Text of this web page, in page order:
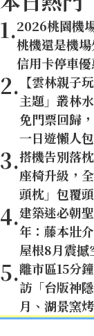
1.2026桃園機
桃機還是機
信用卡停車優
2. 【雲林親子
主題」叢林
免門票回歸
一日遊懶人包
3.搭機告別落
座椅升級，
頭枕」包覆
4.建築迷必朝
年：藤本壯
屋根8月震撼
5.離市區15分
訪「台版神
月、湖景窯